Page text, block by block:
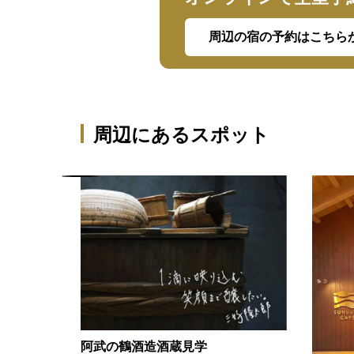
周辺の宿の予約はこちら
周辺にあるスポット
阿武の鶴酒造酒蔵見学